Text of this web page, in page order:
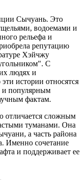
Сычуань. Это
водоемами и
рельефа и
репутацию
Хэйчжу
С
людях и
истории относятся
и популярным
фактам.
отличается сложным
туманами. Она
а часть района
Именно сочетание
и поддерживает ее